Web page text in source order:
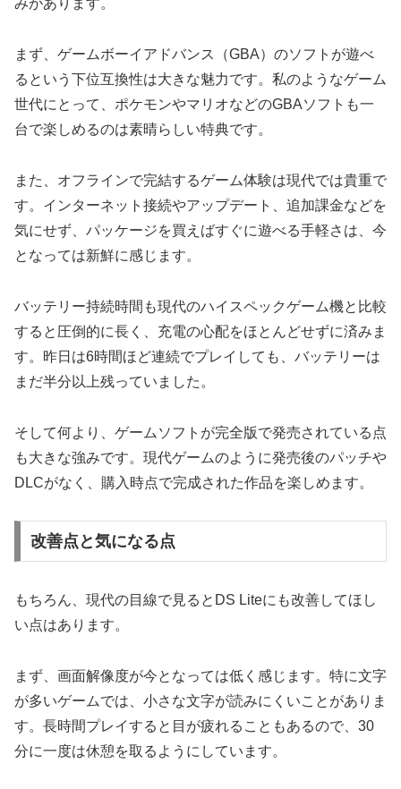
みがあります。
まず、ゲームボーイアドバンス（GBA）のソフトが遊べ
るという下位互換性は大きな魅力です。私のようなゲーム
世代にとって、ポケモンやマリオなどのGBAソフトも一
台で楽しめるのは素晴らしい特典です。
また、オフラインで完結するゲーム体験は現代では貴重で
す。インターネット接続やアップデート、追加課金などを
気にせず、パッケージを買えばすぐに遊べる手軽さは、今
となっては新鮮に感じます。
バッテリー持続時間も現代のハイスペックゲーム機と比較
すると圧倒的に長く、充電の心配をほとんどせずに済みま
す。昨日は6時間ほど連続でプレイしても、バッテリーは
まだ半分以上残っていました。
そして何より、ゲームソフトが完全版で発売されている点
も大きな強みです。現代ゲームのように発売後のパッチや
DLCがなく、購入時点で完成された作品を楽しめます。
改善点と気になる点
もちろん、現代の目線で見るとDS Liteにも改善してほし
い点はあります。
まず、画面解像度が今となっては低く感じます。特に文字
が多いゲームでは、小さな文字が読みにくいことがありま
す。長時間プレイすると目が疲れることもあるので、30
分に一度は休憩を取るようにしています。